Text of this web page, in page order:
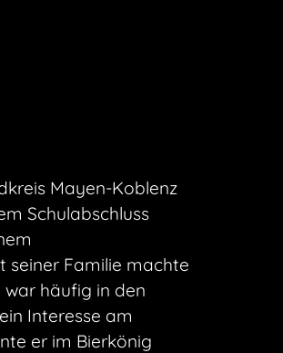
Mayen-Koblenz
Schulabschluss
seiner Familie machte
häufig in den
Interesse am
er im Bierkönig